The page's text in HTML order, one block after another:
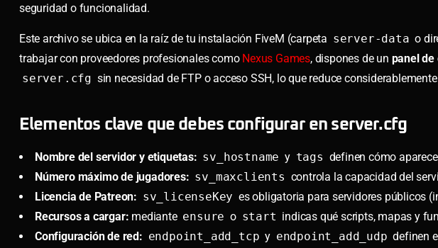
seguridad o funcionalidad.
Este archivo se ubica en la raíz de tu instalación FiveM (carpeta server-data o
trabajar con proveedores profesionales como Nexus Games, dispones de un panel
server.cfg sin necesidad de FTP o acceso SSH, lo que reduce
Elementos clave que debes configurar en server.cfg
Nombre del servidor y etiquetas: sv_hostname y tags definen cómo
Número máximo de jugadores: sv_maxclients controla la capacidad del
Licencia de Patreon: sv_licenseKey es obligatoria para servidores públicos
Recursos a cargar: mediante ensure o start indicas qué scripts, mapas y
Configuración de red: endpoint_add_tcp y endpoint_add_udp definen